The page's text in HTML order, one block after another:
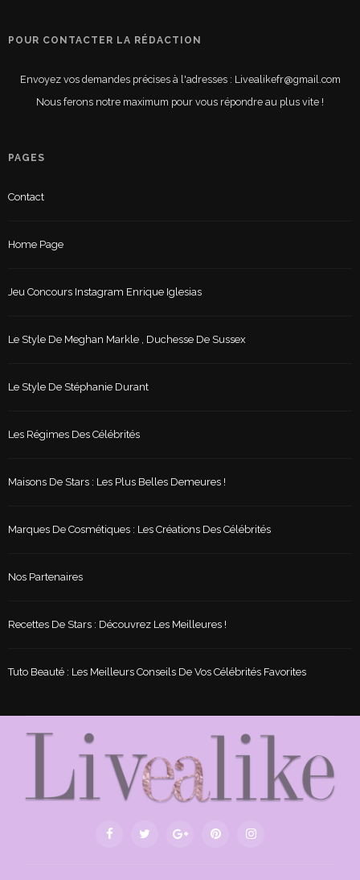
POUR CONTACTER LA RÉDACTION
Envoyez vos demandes précises à l'adresses : Livealikefr@gmail.com
Nous ferons notre maximum pour vous répondre au plus vite !
PAGES
Contact
Home Page
Jeu Concours Instagram Enrique Iglesias
Le Style De Meghan Markle , Duchesse De Sussex
Le Style De Stéphanie Durant
Les Régimes Des Célébrités
Maisons De Stars : Les Plus Belles Demeures !
Marques De Cosmétiques : Les Créations Des Célébrités
Nos Partenaires
Recettes De Stars : Découvrez Les Meilleures !
Tuto Beauté : Les Meilleurs Conseils De Vos Célébrités Favorites